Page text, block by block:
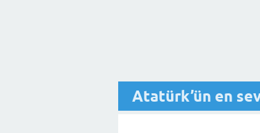
Atatürk’ün en